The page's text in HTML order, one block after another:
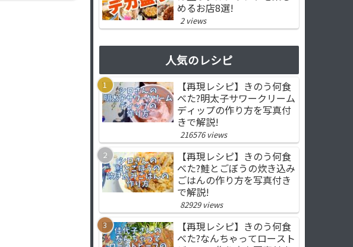
めるお店8選!
2 views
人気のレシピ
【再現レシピ】きのう何食
べた?明太子サワークリーム
ディップの作り方を写真付
きで解説!
216576 views
【再現レシピ】きのう何食
べた?鮭とごぼうの炊き込み
ごはんの作り方を写真付き
で解説!
82929 views
【再現レシピ】きのう何食
べた?なんちゃってロースト